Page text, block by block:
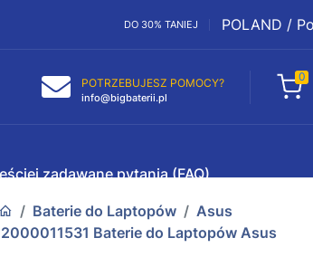
DO 30% TANIEJ POLAND /
POTRZEBUJESZ POMOCY?
info@bigbaterii.pl
0
zadawane pytania (FAQ)
Baterie do Laptopów
Asus
Baterie do Laptopów Asus